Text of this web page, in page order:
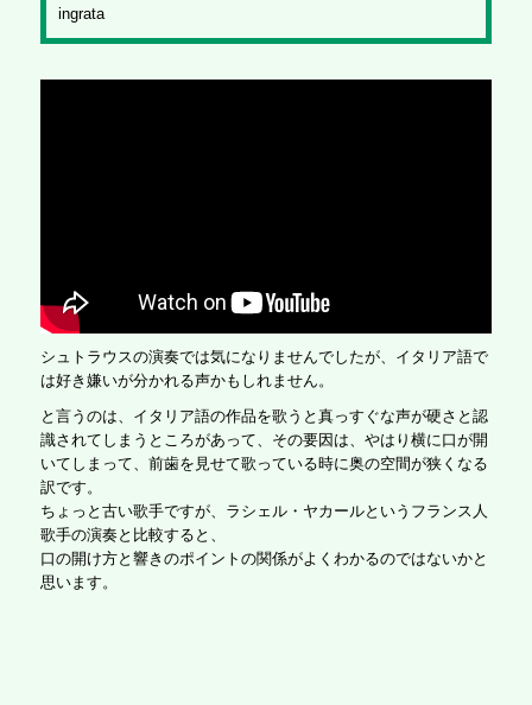
ingrata
シュトラウスの演奏では気になりませんでしたが、イタリア語で
は好き嫌いが分かれる声かもしれません。
と言うのは、イタリア語の作品を歌うと真っすぐな声が硬さと認
識されてしまうところがあって、その要因は、やはり横に口が開
いてしまって、前歯を見せて歌っている時に奥の空間が狭くなる
訳です。
ちょっと古い歌手ですが、ラシェル・ヤカールというフランス人
歌手の演奏と比較すると、
口の開け方と響きのポイントの関係がよくわかるのではないかと
思います。